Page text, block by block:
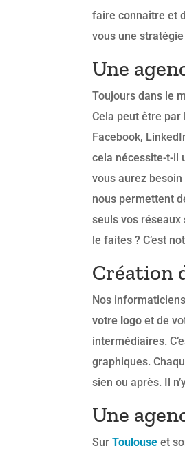
faire connaître et
vous une
Une
Toujours dans le
Cela peut être par
Facebook,
cela nécessite-t-il
vous aurez
nous permettent
seuls vos réseaux
le faites ? C’est
Création
Nos
votre logo et de
intermédiaires.
graphiques.
sien ou après. Il
Une
SurToulouse et